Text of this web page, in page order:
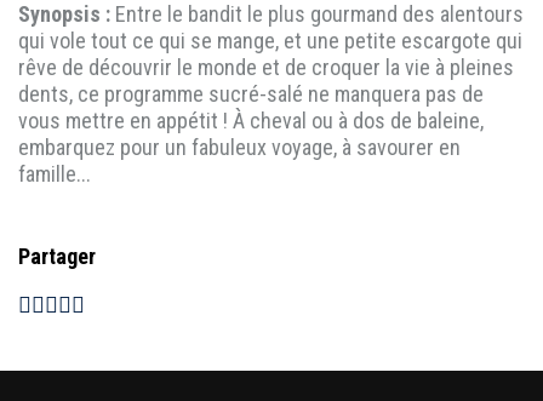
Synopsis : Entre le bandit le plus gourmand des alentours
qui vole tout ce qui se mange, et une petite escargote qui
rêve de découvrir le monde et de croquer la vie à pleines
dents, ce programme sucré-salé ne manquera pas de
vous mettre en appétit ! À cheval ou à dos de baleine,
embarquez pour un fabuleux voyage, à savourer en
famille...
Partager